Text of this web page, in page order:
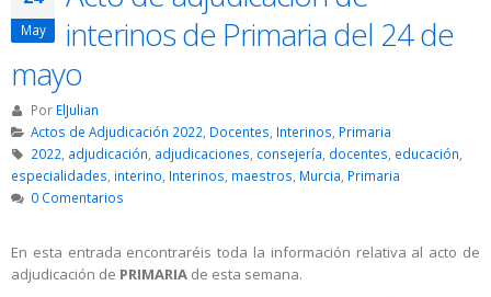
May
interinos de Primaria del 24 de
mayo
Por ElJulian
Actos de Adjudicación 2022 Docentes Interinos Primaria
2022, adjudicación, adjudicaciones, consejería, docentes, educación,
especialidades, interino, Interinos, maestros, Murcia, Primaria
0 Comentarios
En esta entrada encontraréis toda la información relativa al acto de
adjudicación de PRIMARIA de esta semana.